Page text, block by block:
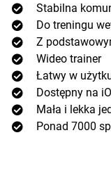
Stabilna
Do treningu
Z
Wideo trainer
Łatwy w
Dostępny na
Mała i lekka
Ponad 7000